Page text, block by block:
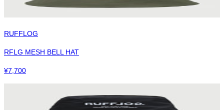
RUFFLOG
RFLG MESH BELL HAT
¥7,700